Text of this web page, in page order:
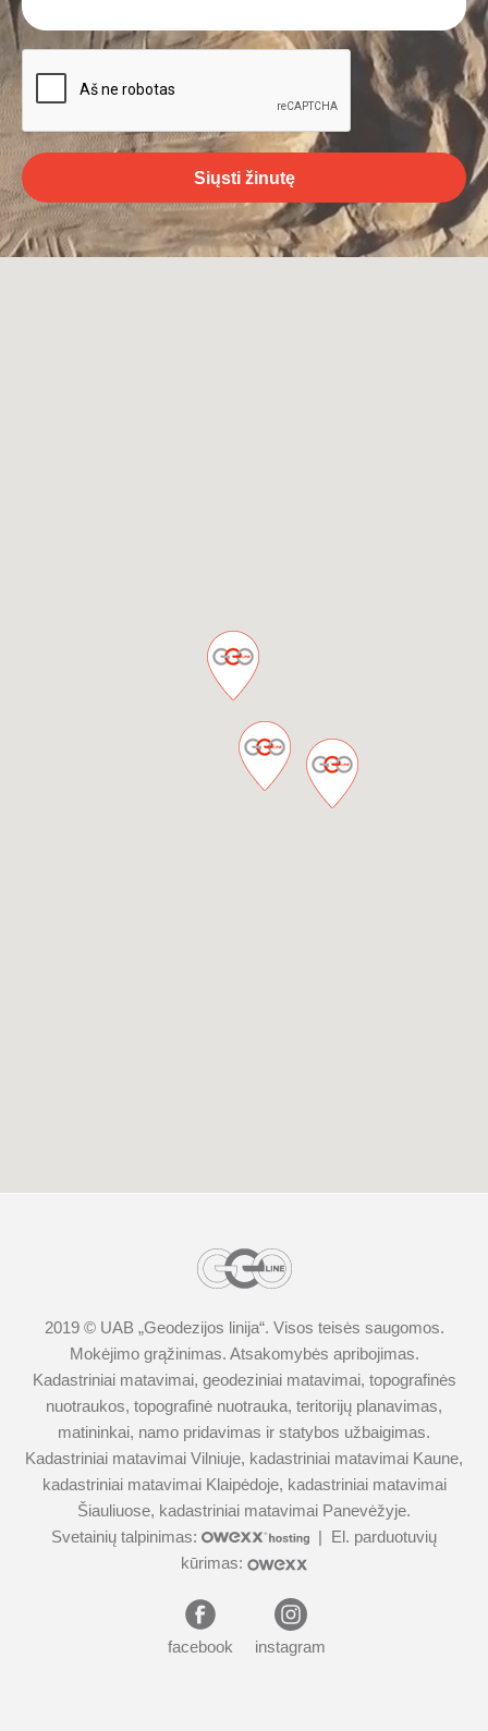
Siųsti žinutę
2019 © UAB „Geodezijos linija“. Visos teisės saugomos.
Mokėjimo grąžinimas. Atsakomybės apribojimas.
Kadastriniai matavimai, geodeziniai matavimai, topografinės
nuotraukos, topografinė nuotrauka, teritorijų planavimas,
matininkai, namo pridavimas ir statybos užbaigimas.
Kadastriniai matavimai Vilniuje, kadastriniai matavimai Kaune,
kadastriniai matavimai Klaipėdoje, kadastriniai matavimai
Šiauliuose, kadastriniai matavimai Panevėžyje.
Svetainių talpinimas:
| El. parduotuvių
kūrimas:
facebook instagram